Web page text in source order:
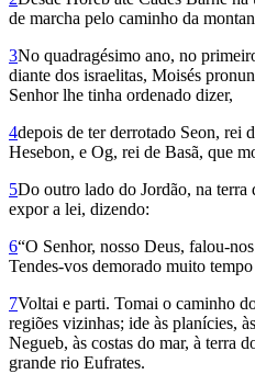
de marcha pelo caminho da
3No quadragésimo ano, no
dian­te dos israelitas, Moisés
Senhor lhe tinha ordenado dizer,
4depois de ter derrotado Seon, rei
Hesebon, e Og, rei de Basã, que
5Do outro lado do Jordão, na terra
expor a lei, dizendo:
6“O Senhor, nosso Deus, falou-
Tendes-vos demorado muito
7Voltai e parti. Tomai o caminho
regiões vizinhas; ide às planícies,
Negueb, às costas do mar, à terra
grande rio Eufrates.